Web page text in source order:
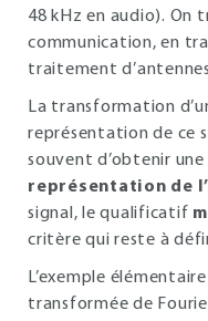
48 kHz en audio). On
communication, en
traitement
La transformation
représentation de ce
souvent d’obtenir une
représentation de
signal, le qualificatif
critère qui reste à
L’exemple
transformée de